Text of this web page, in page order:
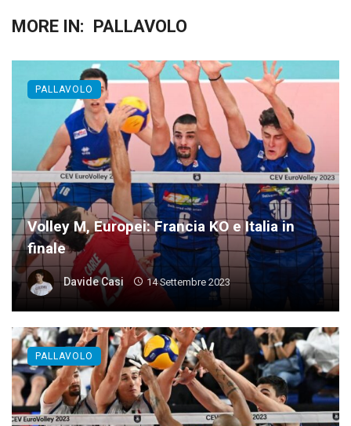
MORE IN: PALLAVOLO
Volley M, Europei: Francia KO e Italia in
finale
Davide Casi 14 Settembre 2023
PALLAVOLO
PALLAVOLO